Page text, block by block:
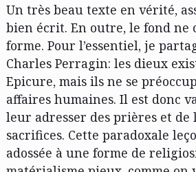
Un très beau texte en vérité,
bien écrit. En outre, le fond ne
forme. Pour l’essentiel, je
Charles Perragin: les dieux
Epicure, mais ils ne se
affaires humaines. Il est donc
leur adresser des prières et
sacrifices. Cette paradoxale
adossée à une forme de